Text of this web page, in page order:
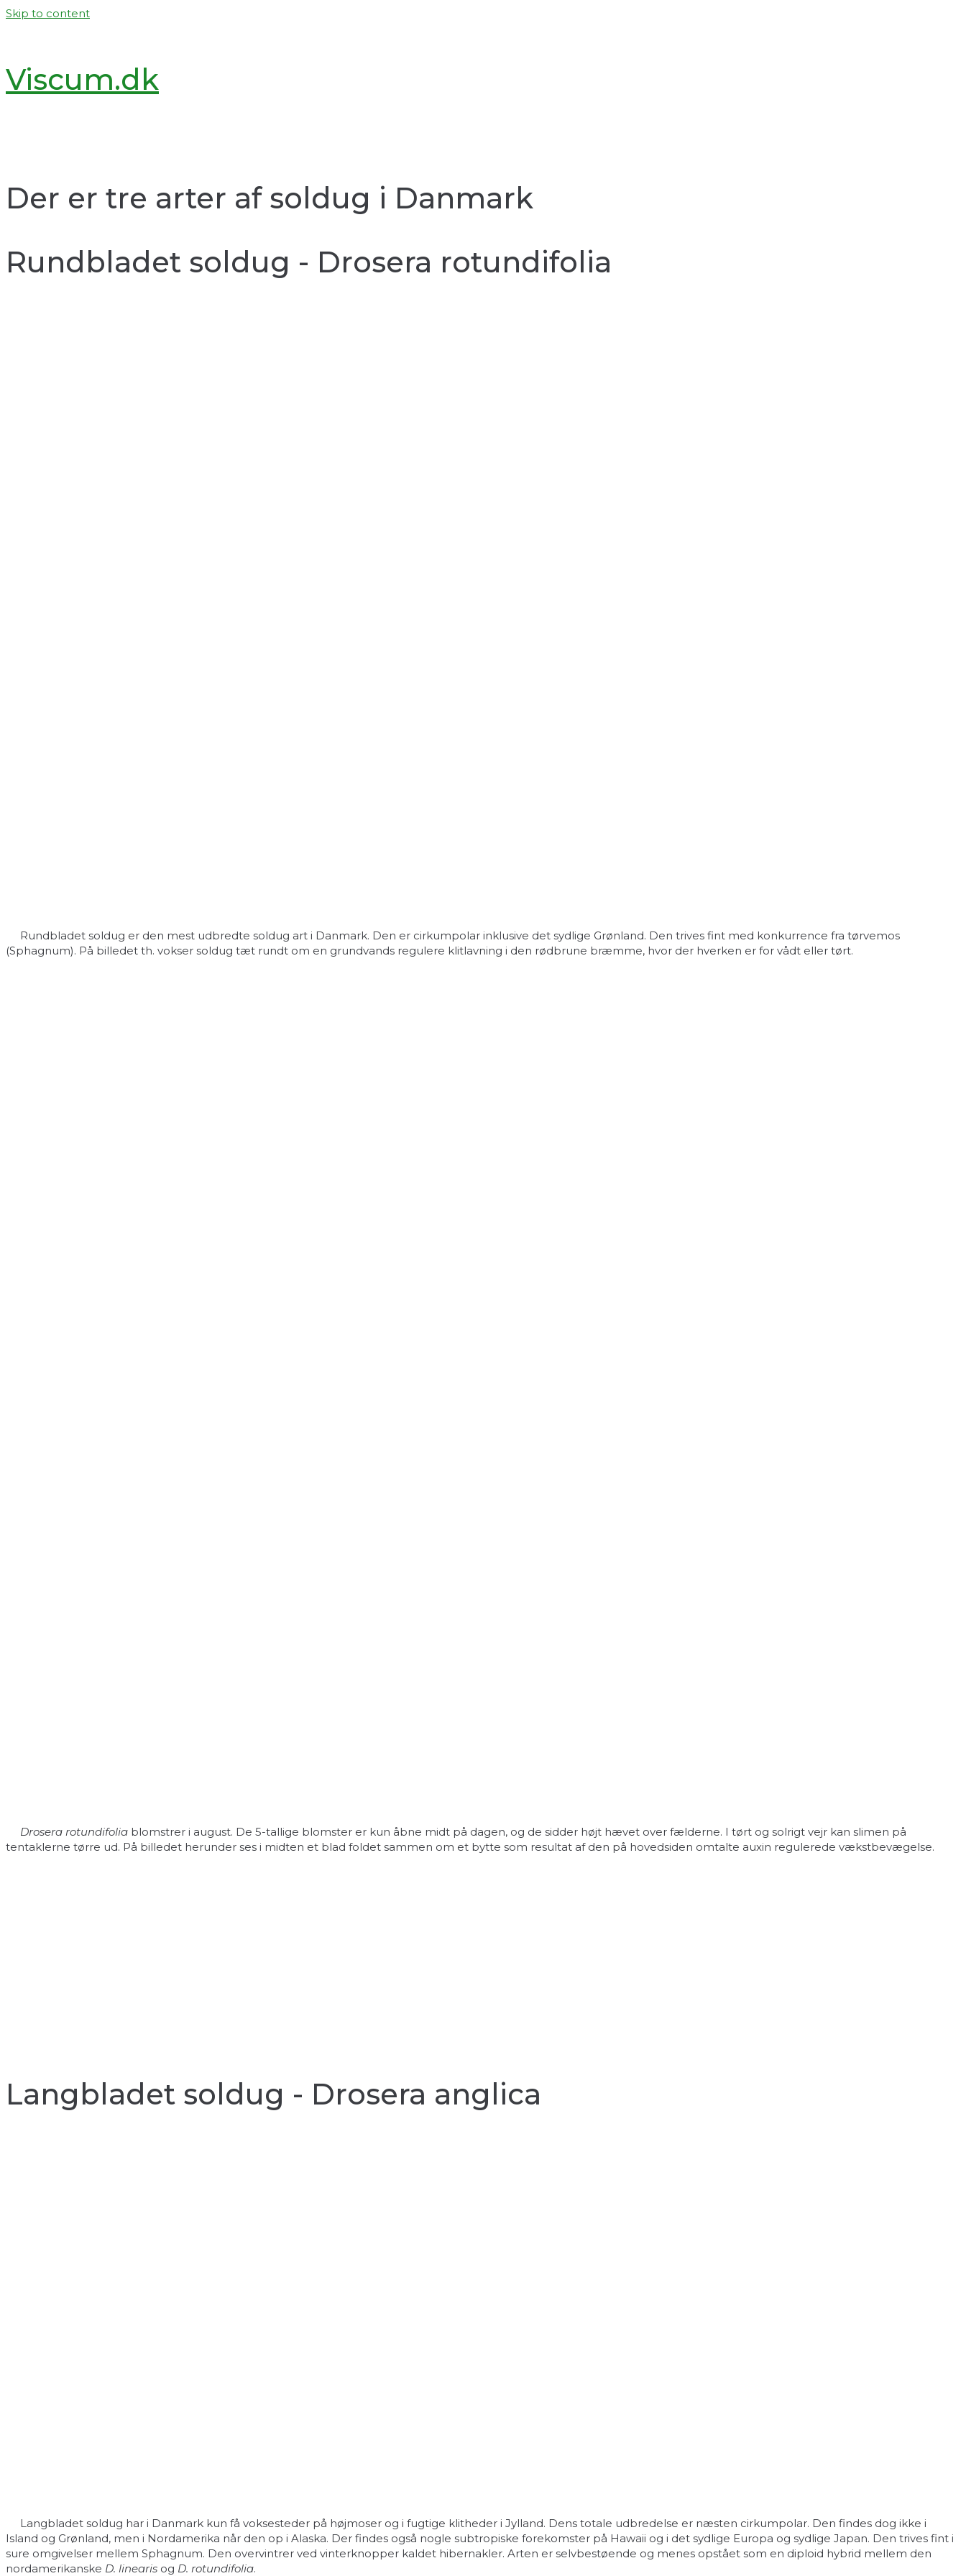
Skip to content
Viscum.dk
Der er tre arter af soldug i Danmark
Rundbladet soldug - Drosera rotundifolia
Rundbladet soldug er den mest udbredte soldug art i Danmark. Den er cirkumpolar inklusive det sydlige Grønland. Den trives fint med konkurrence fra tørvemos
(Sphagnum). På billedet th. vokser soldug tæt rundt om en grundvands regulere klitlavning i den rødbrune bræmme, hvor der hverken er for vådt eller tørt.
Drosera rotundifolia blomstrer i august. De 5-tallige blomster er kun åbne midt på dagen, og de sidder højt hævet over fælderne. I tørt og solrigt vejr kan slimen på
tentaklerne tørre ud. På billedet herunder ses i midten et blad foldet sammen om et bytte som resultat af den på hovedsiden omtalte auxin regulerede vækstbevægelse.
Langbladet soldug - Drosera anglica
Langbladet soldug har i Danmark kun få voksesteder på højmoser og i fugtige klitheder i Jylland. Dens totale udbredelse er næsten cirkumpolar. Den findes dog ikke i
Island og Grønland, men i Nordamerika når den op i Alaska. Der findes også nogle subtropiske forekomster på Hawaii og i det sydlige Europa og sydlige Japan. Den trives fint i
sure omgivelser mellem Sphagnum. Den overvintrer ved vinterknopper kaldet hibernakler. Arten er selvbestøende og menes opstået som en diploid hybrid mellem den
nordamerikanske D. linearis og D. rotundifolia.